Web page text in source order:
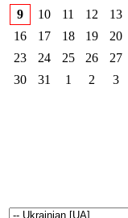
9
10 11 12 13
16
17 18 19 20
23
24 25 26 27
30
31 1 2 3